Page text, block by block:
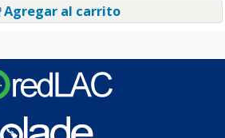
Agregar al carrito